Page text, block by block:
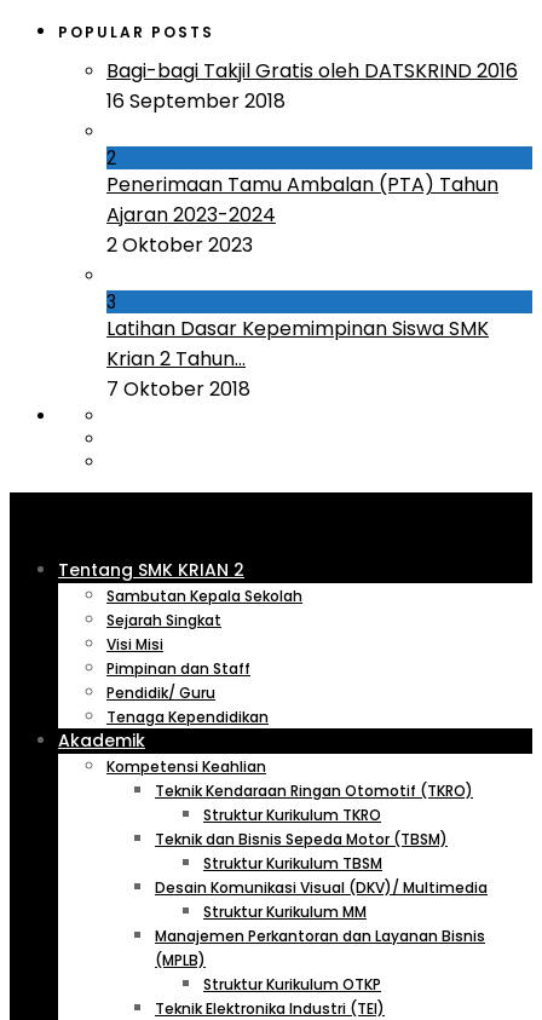
POPULAR POSTS
Bagi-bagi Takjil Gratis oleh DATSKRIND 2016
16 September 2018
2
Penerimaan Tamu Ambalan (PTA) Tahun
Ajaran 2023-2024
2 Oktober 2023
3
Latihan Dasar Kepemimpinan Siswa SMK
Krian 2 Tahun...
7 Oktober 2018
Tentang SMK KRIAN 2
Sambutan Kepala Sekolah
Sejarah Singkat
Visi Misi
Pimpinan dan Staff
Pendidik/ Guru
Tenaga Kependidikan
Akademik
Kompetensi Keahlian
Teknik Kendaraan Ringan Otomotif (TKRO)
Struktur Kurikulum TKRO
Teknik dan Bisnis Sepeda Motor (TBSM)
Struktur Kurikulum TBSM
Desain Komunikasi Visual (DKV)/ Multimedia
Struktur Kurikulum MM
Manajemen Perkantoran dan Layanan Bisnis
(MPLB)
Struktur Kurikulum OTKP
Teknik Elektronika Industri (TEI)